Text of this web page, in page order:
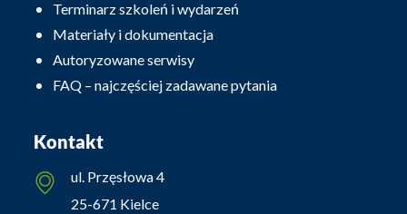
Terminarz szkoleń i wydarzeń
Materiały i dokumentacja
Autoryzowane serwisy
FAQ – najczęściej zadawane pytania
Kontakt
ul. Przęsłowa 4
25-671 Kielce